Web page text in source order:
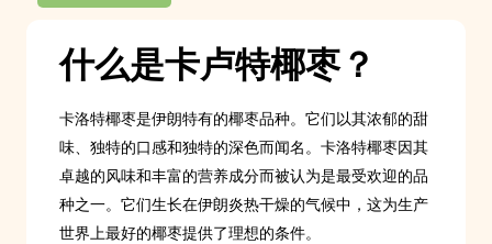
什么是卡卢特椰枣？
卡洛特椰枣是伊朗特有的椰枣品种。它们以其浓郁的甜
味、独特的口感和独特的深色而闻名。卡洛特椰枣因其
卓越的风味和丰富的营养成分而被认为是最受欢迎的品
种之一。它们生长在伊朗炎热干燥的气候中，这为生产
世界上最好的椰枣提供了理想的条件。